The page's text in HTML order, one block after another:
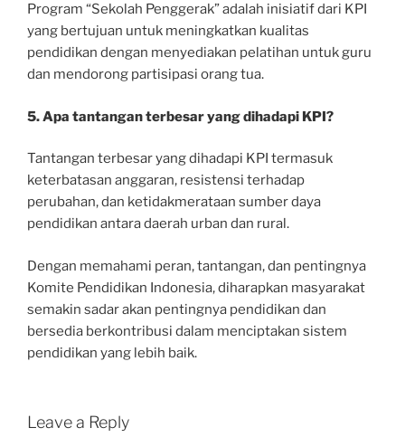
Program “Sekolah Penggerak” adalah inisiatif dari KPI
yang bertujuan untuk meningkatkan kualitas
pendidikan dengan menyediakan pelatihan untuk guru
dan mendorong partisipasi orang tua.
5. Apa tantangan terbesar yang dihadapi KPI?
Tantangan terbesar yang dihadapi KPI termasuk
keterbatasan anggaran, resistensi terhadap
perubahan, dan ketidakmerataan sumber daya
pendidikan antara daerah urban dan rural.
Dengan memahami peran, tantangan, dan pentingnya
Komite Pendidikan Indonesia, diharapkan masyarakat
semakin sadar akan pentingnya pendidikan dan
bersedia berkontribusi dalam menciptakan sistem
pendidikan yang lebih baik.
Leave a Reply